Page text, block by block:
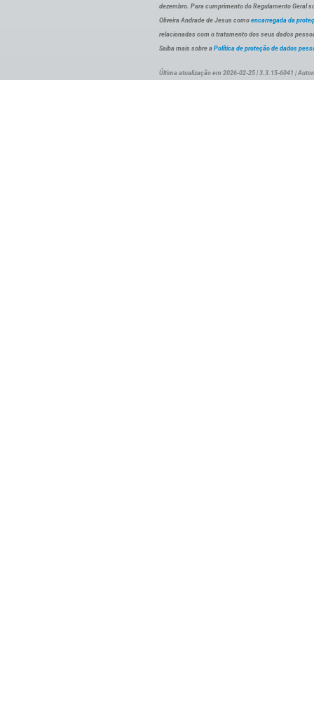
dezembro. Para cumprimento do Regulamento Geral
Oliveira Andrade de Jesus como encarregada da
relacionadas com o tratamento dos seus dados
Saiba mais sobre a Política de proteção de dados
Última atualização em 2026-02-25 | 3.3.15-6041 |